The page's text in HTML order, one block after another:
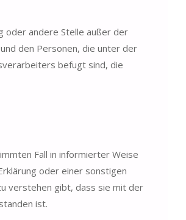
oder andere Stelle außer der
den Personen, die unter der
befugt sind, die
Fall in informierter Weise
oder einer sonstigen
verstehen gibt, dass sie mit der
ist.